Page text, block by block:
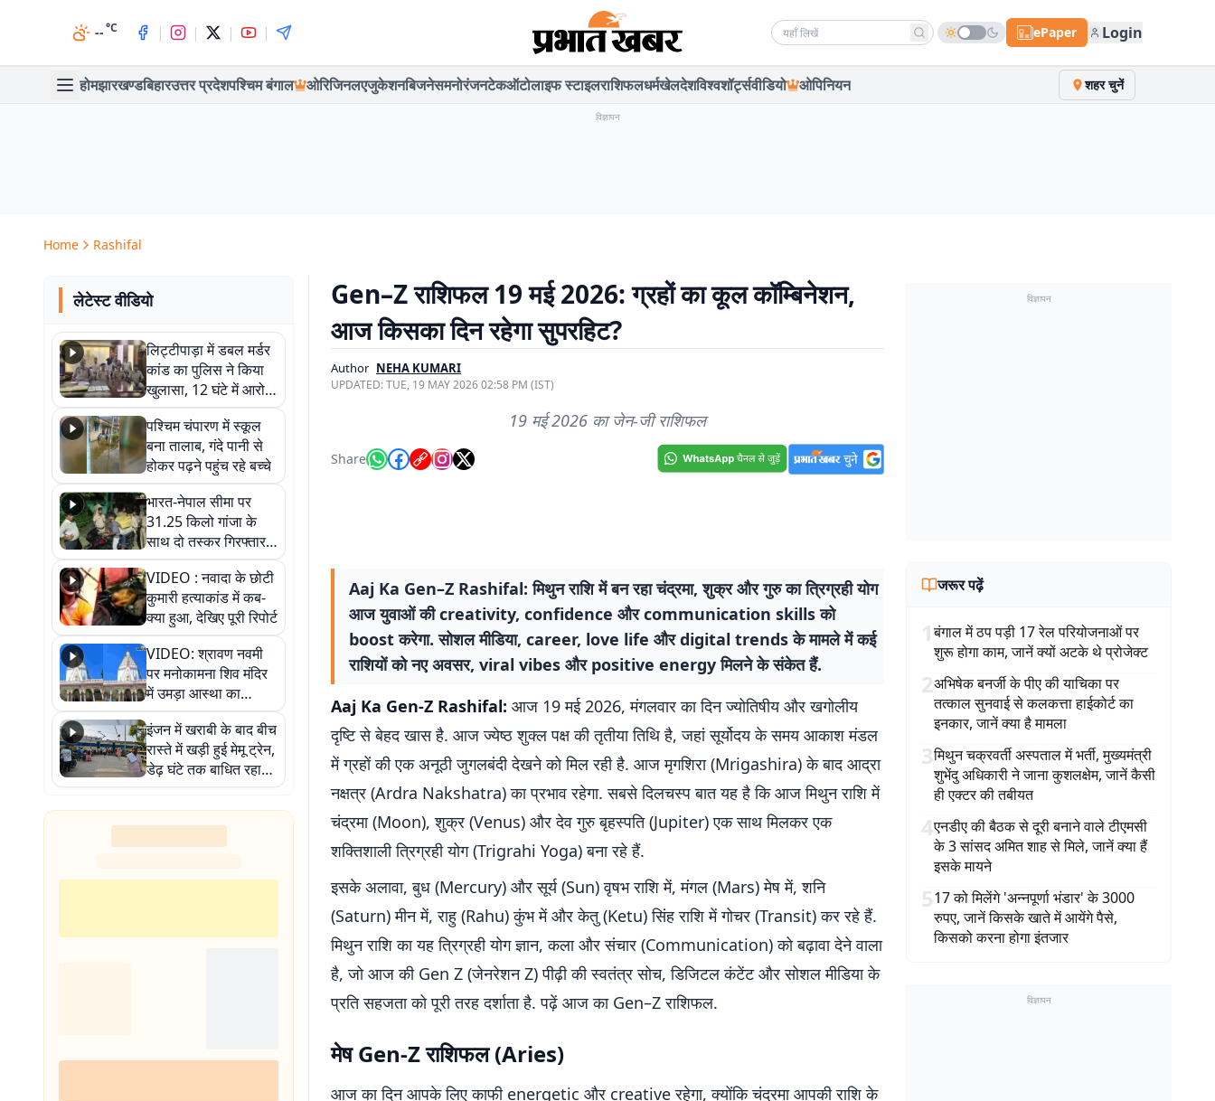
--°C | | | | Search news ePaper Login
होमझारखण्डबिहारउत्तर प्रदेशपश्चिम बंगाल ओरिजिनलएजुकेशनबिजनेसमनोरंजनटेकऑटोलाइफ स्टाइलराशिफलधर्मखेलदेशविश्वशॉर्ट्सवीडियो ओपिनियन शहर चुनें
विज्ञापन
Home Rashifal
लेटेस्ट वीडियो
लिट्टीपाड़ा में डबल मर्डर
कांड का पुलिस ने किया
खुलासा, 12 घंटे में आरोपी
गिरफ्तार
पश्चिम चंपारण में स्कूल
बना तालाब, गंदे पानी से
होकर पढ़ने पहुंच रहे बच्चे
भारत-नेपाल सीमा पर
31.25 किलो गांजा के
साथ दो तस्कर गिरफ्तार,
नेपाली नंबर की बाइक
जब्त
VIDEO : नवादा के छोटी
कुमारी हत्याकांड में कब-
क्या हुआ, देखिए पूरी रिपोर्ट
VIDEO: श्रावण नवमी
पर मनोकामना शिव मंदिर
में उमड़ा आस्था का
सैलाब, हर-हर महादेव के
जयघोष से गूंजा परिसर
इंजन में खराबी के बाद बीच
रास्ते में खड़ी हुई मेमू ट्रेन,
डेढ़ घंटे तक बाधित रहा
आवागमन
Gen–Z राशिफल 19 मई 2026: ग्रहों का कूल कॉम्बिनेशन,
आज किसका दिन रहेगा सुपरहिट?
Author NEHA KUMARI
UPDATED:TUE, 19 MAY 2026 02:58 PM (IST)
19 मई 2026 का जेन-जी राशिफल
Share
Aaj Ka Gen–Z Rashifal: मिथुन राशि में बन रहा चंद्रमा, शुक्र और गुरु का त्रिग्रही योग
आज युवाओं की creativity, confidence और communication skills को
boost करेगा. सोशल मीडिया, career, love life और digital trends के मामले में कई
राशियों को नए अवसर, viral vibes और positive energy मिलने के संकेत हैं.
Aaj Ka Gen-Z Rashifal: आज 19 मई 2026, मंगलवार का दिन ज्योतिषीय और खगोलीय
दृष्टि से बेहद खास है. आज ज्येष्ठ शुक्ल पक्ष की तृतीया तिथि है, जहां सूर्योदय के समय आकाश मंडल
में ग्रहों की एक अनूठी जुगलबंदी देखने को मिल रही है. आज मृगशिरा (Mrigashira) के बाद आद्रा
नक्षत्र (Ardra Nakshatra) का प्रभाव रहेगा. सबसे दिलचस्प बात यह है कि आज मिथुन राशि में
चंद्रमा (Moon), शुक्र (Venus) और देव गुरु बृहस्पति (Jupiter) एक साथ मिलकर एक
शक्तिशाली त्रिग्रही योग (Trigrahi Yoga) बना रहे हैं.
इसके अलावा, बुध (Mercury) और सूर्य (Sun) वृषभ राशि में, मंगल (Mars) मेष में, शनि
(Saturn) मीन में, राहु (Rahu) कुंभ में और केतु (Ketu) सिंह राशि में गोचर (Transit) कर रहे हैं.
मिथुन राशि का यह त्रिग्रही योग ज्ञान, कला और संचार (Communication) को बढ़ावा देने वाला
है, जो आज की Gen Z (जेनरेशन Z) पीढ़ी की स्वतंत्र सोच, डिजिटल कंटेंट और सोशल मीडिया के
प्रति सहजता को पूरी तरह दर्शाता है. पढ़ें आज का Gen–Z राशिफल.
मेष Gen-Z राशिफल (Aries)
आज का दिन आपके लिए काफी energetic और creative रहेगा, क्योंकि चंद्रमा आपकी राशि के
विज्ञापन
जरूर पढ़ें
1बंगाल में ठप पड़ी 17 रेल परियोजनाओं पर
शुरू होगा काम, जानें क्यों अटके थे प्रोजेक्ट
2अभिषेक बनर्जी के पीए की याचिका पर
तत्काल सुनवाई से कलकत्ता हाईकोर्ट का
इनकार, जानें क्या है मामला
3मिथुन चक्रवर्ती अस्पताल में भर्ती, मुख्यमंत्री
शुभेंदु अधिकारी ने जाना कुशलक्षेम, जानें कैसी
ही एक्टर की तबीयत
4एनडीए की बैठक से दूरी बनाने वाले टीएमसी
के 3 सांसद अमित शाह से मिले, जानें क्या हैं
इसके मायने
517 को मिलेंगे 'अन्नपूर्णा भंडार' के 3000
रुपए, जानें किसके खाते में आयेंगे पैसे,
किसको करना होगा इंतजार
विज्ञापन